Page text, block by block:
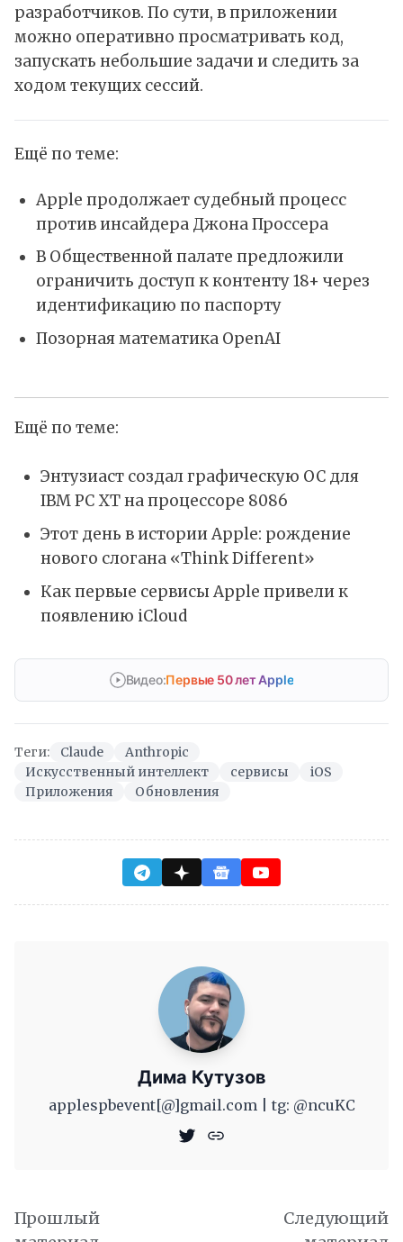
разработчиков. По сути, в приложении
можно оперативно просматривать код,
запускать небольшие задачи и следить за
ходом текущих сессий.
Ещё по теме:
Apple продолжает судебный процесс
против инсайдера Джона Проссера
В Общественной палате предложили
ограничить доступ к контенту 18+ через
идентификацию по паспорту
Позорная математика OpenAI
Ещё по теме:
Энтузиаст создал графическую ОС для
IBM PC XT на процессоре 8086
Этот день в истории Apple: рождение
нового слогана «Think Different»
Как первые сервисы Apple привели к
появлению iCloud
Видео:Первые 50 лет Apple
Теги: Claude
Anthropic
Искусственный интеллект
сервисы
iOS
Приложения
Обновления
Дима Кутузов
applespbevent[@]gmail.com | tg: @ncuKC
Прошлый
Следующий